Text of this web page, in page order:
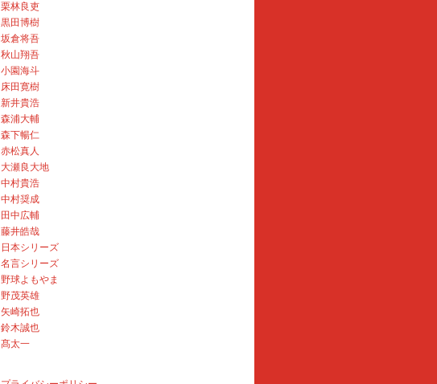
栗林良吏
黒田博樹
坂倉将吾
秋山翔吾
小園海斗
床田寛樹
新井貴浩
森浦大輔
森下暢仁
赤松真人
大瀬良大地
中村貴浩
中村奨成
田中広輔
藤井皓哉
日本シリーズ
名言シリーズ
野球よもやま
野茂英雄
矢崎拓也
鈴木誠也
髙太一